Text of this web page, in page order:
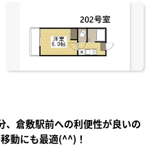
に入
、倉敷駅前への利便性が良いの
動にも最適(^^)！